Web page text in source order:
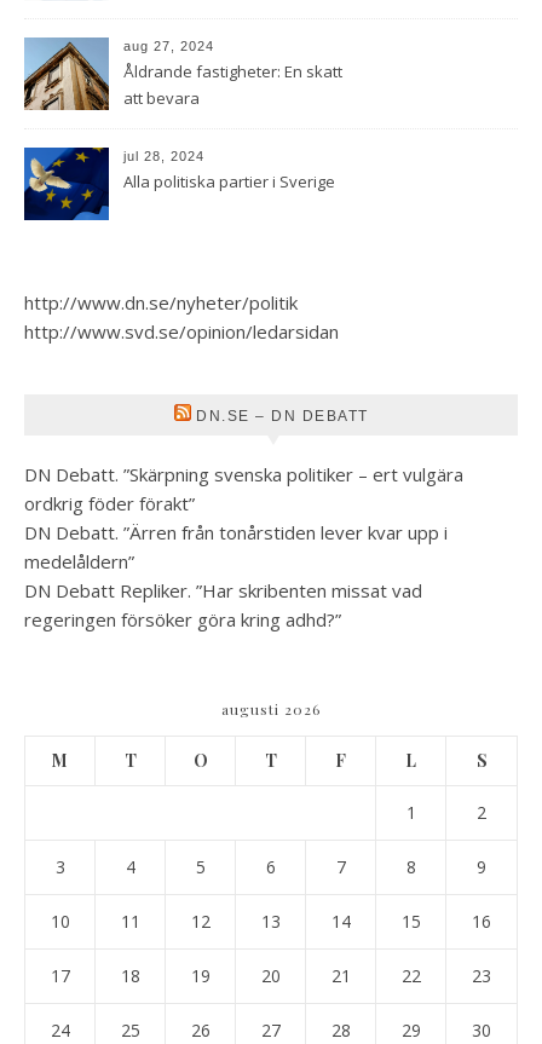
aug 27, 2024
Åldrande fastigheter: En skatt
att bevara
jul 28, 2024
Alla politiska partier i Sverige
http://www.dn.se/nyheter/politik
http://www.svd.se/opinion/ledarsidan
DN.SE – DN DEBATT
DN Debatt. ”Skärpning svenska politiker – ert vulgära
ordkrig föder förakt”
DN Debatt. ”Ärren från tonårstiden lever kvar upp i
medelåldern”
DN Debatt Repliker. ”Har skribenten missat vad
regeringen försöker göra kring adhd?”
augusti 2026
M T O T F L S
1 2
3 4 5 6 7 8 9
10 11 12 13 14 15 16
17 18 19 20 21 22 23
24 25 26 27 28 29 30